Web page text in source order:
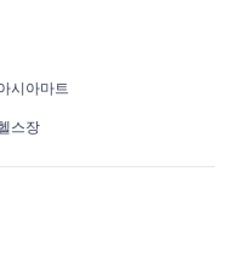
시아마트
스장